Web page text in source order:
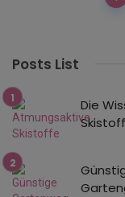
Posts List
Die